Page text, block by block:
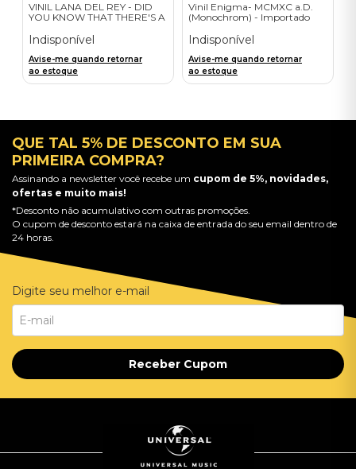
VINIL LANA DEL REY - DID
YOU KNOW THAT THERE'S A
BLVD (ALT COVER EXPLICIT/
2LP) - IMPORTADO
Indisponível
Avise-me quando retornar
ao estoque
Vinil Enigma- MCMXC a.D.
(Monochrom) - Importado
Indisponível
Avise-me quando retornar
ao estoque
QUE TAL 5% DE DESCONTO EM SUA
PRIMEIRA COMPRA?
Assinando a newsletter você recebe um cupom de 5%, novidades,
ofertas e muito mais!
*Desconto não acumulativo com outras promoções.
O cupom de desconto estará na caixa de entrada do seu email dentro de
24 horas.
Digite seu melhor e-mail
Receber Cupom